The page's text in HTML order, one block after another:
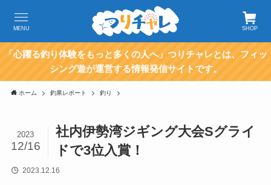
SHOP
MENU
「心躍る釣り体験をもっと多くの人へ」つりチャレとは、フィッ
シング遊が運営する情報発信サイトです。
ホーム 釣果レポート 釣り
社内伊勢湾ジギング大会Sグライ
ドで3位入賞！
2023
12/16
2023.12.16